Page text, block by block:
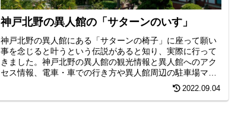
神戸北野の異人館の「サターンのいす」
神戸北野の異人館にある「サターンの椅子」に座って願い
事を念じると叶うという伝説があると知り、実際に行って
きました。神戸北野の異人館の観光情報と異人館へのアク
セス情報、電車・車での行き方や異人館周辺の駐車場マッ
2022.09.04